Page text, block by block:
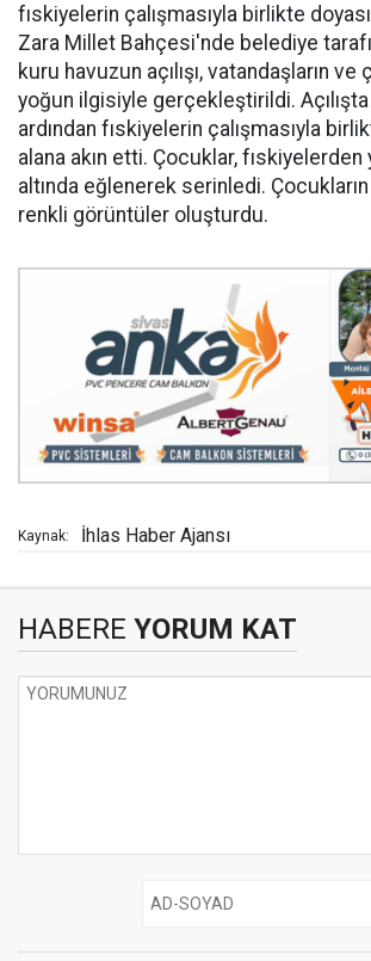
fıskiyelerin çalışmasıyla birlikte
Zara Millet Bahçesi'nde belediye
kuru havuzun açılışı, vatandaşların ve
yoğun ilgisiyle gerçekleştirildi. Açılışta
ardından fıskiyelerin çalışmasıyla
alana akın etti. Çocuklar,
altında eğlenerek serinledi.
renkli görüntüler oluşturdu.
Kaynak: İhlas Haber Ajansı
HABERE YORUM KAT